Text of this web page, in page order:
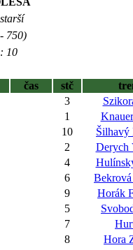
750)
10
čas stč
3
1
10
Šilhavý
2
Derych
4
6
9
Horák
5
7
8
Hora